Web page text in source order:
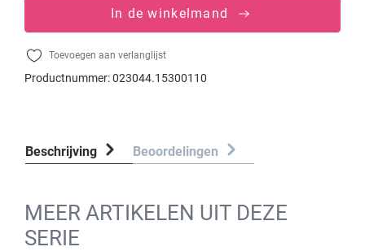
In de winkelmand
Toevoegen aan verlanglijst
Productnummer:023044.15300110
Beschrijving Beoordelingen
MEER ARTIKELEN UIT DEZE
SERIE